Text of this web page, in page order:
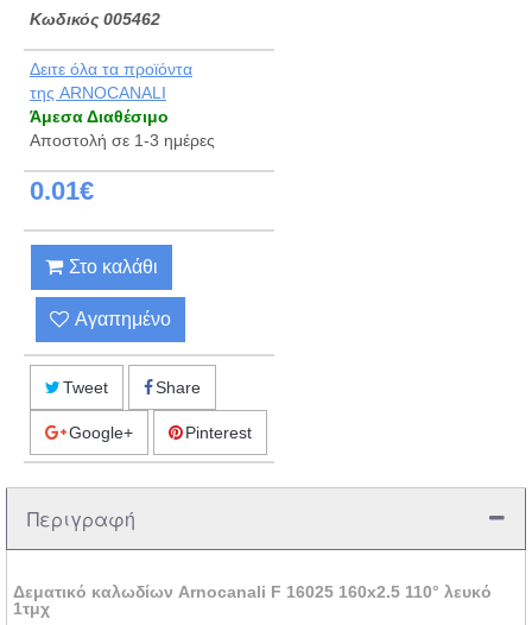
Kωδικός 005462
Δειτε όλα τα προϊόντα
της ARNOCANALI
Άμεσα Διαθέσιμο
Αποστολή σε 1-3 ημέρες
0.01€
Στο καλάθι
Αγαπημένο
Tweet Share
Google+ Pinterest
Περιγραφή
Δεματικό καλωδίων Arnocanali F 16025 160x2.5 110° λευκό
1τμχ